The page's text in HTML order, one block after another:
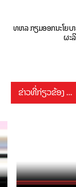
ທຫລ ກຽມອອກນະໂຍບ
ຜະ
ຂ່າວທີ່ກ່ຽວຂ້ອງ ...